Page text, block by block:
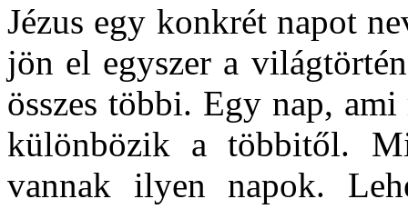
Jézus egy konkrét napot
jön el egyszer a
összes többi. Egy nap,
különbözik a többitől.
vannak ilyen napok.